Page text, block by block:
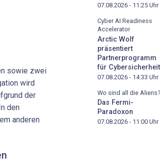
sowie zwei
wird
der
den
anderen
07.08.2026 - 11:25 Uhr
Cyber AI Readiness
Accelerator
Arctic Wolf
präsentiert
Partnerprogramm
für Cybersicherheit
07.08.2026 - 14:33 Uhr
Wo sind all die Aliens?
Das Fermi-
Paradoxon
07.08.2026 - 11:00 Uhr